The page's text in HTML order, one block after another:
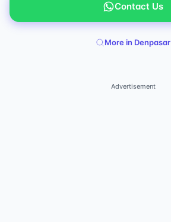
Contact Us
More in Denpasar
Advertisement